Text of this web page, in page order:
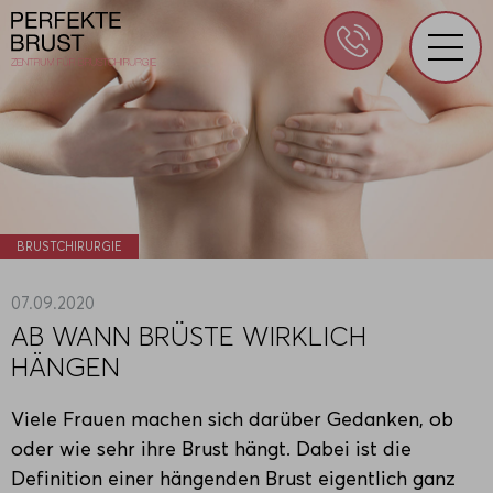
BRUSTCHIRURGIE
07.09.2020
AB WANN BRÜSTE WIRKLICH
HÄNGEN
Viele Frauen machen sich darüber Gedanken, ob
oder wie sehr ihre Brust hängt. Dabei ist die
Definition einer hängenden Brust eigentlich ganz